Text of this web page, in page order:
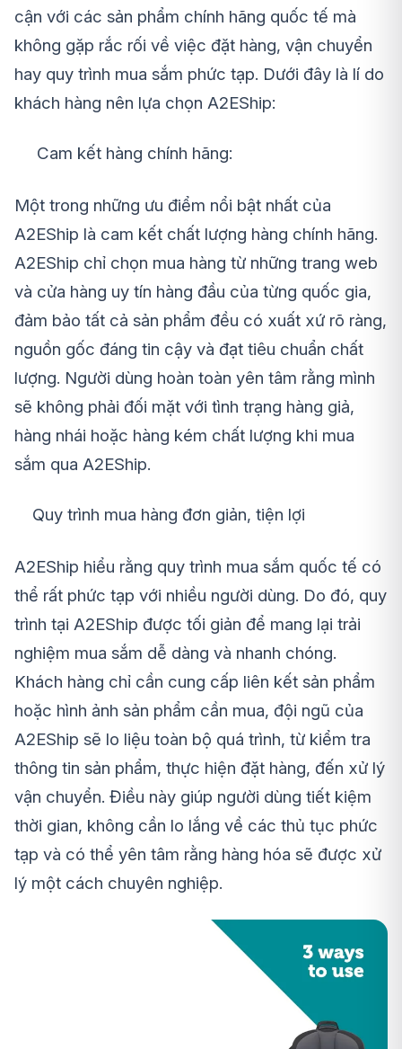
cận với các sản phẩm chính hãng quốc tế mà
không gặp rắc rối về việc đặt hàng, vận chuyển
hay quy trình mua sắm phức tạp. Dưới đây là lí do
khách hàng nên lựa chọn A2EShip:
Cam kết hàng chính hãng:
Một trong những ưu điểm nổi bật nhất của
A2EShip là cam kết chất lượng hàng chính hãng.
A2EShip chỉ chọn mua hàng từ những trang web
và cửa hàng uy tín hàng đầu của từng quốc gia,
đảm bảo tất cả sản phẩm đều có xuất xứ rõ ràng,
nguồn gốc đáng tin cậy và đạt tiêu chuẩn chất
lượng. Người dùng hoàn toàn yên tâm rằng mình
sẽ không phải đối mặt với tình trạng hàng giả,
hàng nhái hoặc hàng kém chất lượng khi mua
sắm qua A2EShip.
Quy trình mua hàng đơn giản, tiện lợi
A2EShip hiểu rằng quy trình mua sắm quốc tế có
thể rất phức tạp với nhiều người dùng. Do đó, quy
trình tại A2EShip được tối giản để mang lại trải
nghiệm mua sắm dễ dàng và nhanh chóng.
Khách hàng chỉ cần cung cấp liên kết sản phẩm
hoặc hình ảnh sản phẩm cần mua, đội ngũ của
A2EShip sẽ lo liệu toàn bộ quá trình, từ kiểm tra
thông tin sản phẩm, thực hiện đặt hàng, đến xử lý
vận chuyển. Điều này giúp người dùng tiết kiệm
thời gian, không cần lo lắng về các thủ tục phức
tạp và có thể yên tâm rằng hàng hóa sẽ được xử
lý một cách chuyên nghiệp.